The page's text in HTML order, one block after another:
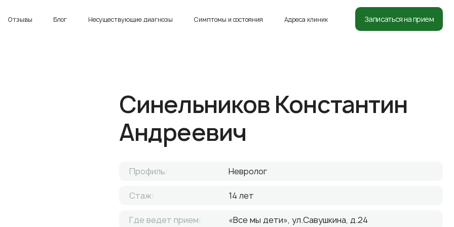
8 (812) 332-54-05
Отзывы Блог Несуществующие диагнозы Симптомы и состояния Адреса клиник Записаться на прием
Синельников Константин
Андреевич
Профиль: Невролог
Стаж: 14 лет
Где ведет прием: «Все мы дети», ул.Савушкина, д.24